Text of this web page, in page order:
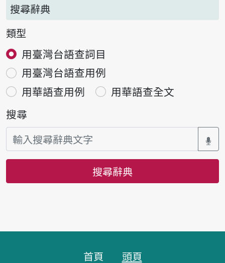
搜尋辭典
類型
用臺灣台語查詞目
用臺灣台語查用例
用華語查用例
用華語查全文
搜尋
搜尋辭典
首頁 頭頁